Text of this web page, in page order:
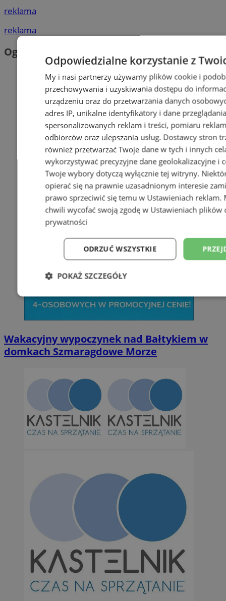
reklama
reklama
Ogłoszenia
Wakacyjny wypoczynek nad Bałtykiem w
domkach Szmaragdowe Morze
Odpowiedzialne korzystanie z
My i nasi partnerzy używamy plików cookie i
przechowywania i uzyskiwania dostępu do
urządzeniu oraz do przetwarzania danych
adres IP, unikalne identyfikatory i dane
spersonalizowanych reklam i treści, pomiaru
odbiorców oraz ulepszania usług. Dostawcy stron
również przetwarzać Twoje dane w tych i innych
wykorzystywać precyzyjne dane geolokalizacyjne i
Twoje wybory dotyczą wyłącznie tej witryny.
opierać się na prawnie uzasadnionym interesie
prawo sprzeciwić się temu w Ustawieniach reklam.
chwili wycofać swoją zgodę w Ustawieniach plików
prywatności
ODRZUĆ WSZYSTKIE
POKAŻ SZCZEGÓŁY
Niezbędne Wydajność
Niesklasyfikowane
Niezbędne Wydajność Targetowanie
Niezbędne pliki cookie umożliwiają korzystanie z podstawowych
takich jak logowanie użytkownika i zarządzanie kontem. Bez
orzesze.com.pl
QeSessID
MvSessID orzesze.com.pl
VISITOR_PRIVACY_METADATA
YouTube
.youtube.com